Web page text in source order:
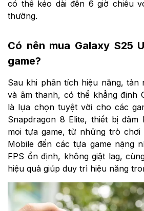
có thể kéo dài đến 6 giờ chiều
thường.
Có nên mua Galaxy S25
game?
Sau khi phân tích hiệu năng, tản
và âm thanh, có thể khẳng định
là lựa chọn tuyệt vời cho các
Snapdragon 8 Elite, thiết bị
mọi tựa game, từ những trò chơi
Mobile đến các tựa game nặng
FPS ổn định, không giật lag,
hiệu quả giúp duy trì hiệu năng